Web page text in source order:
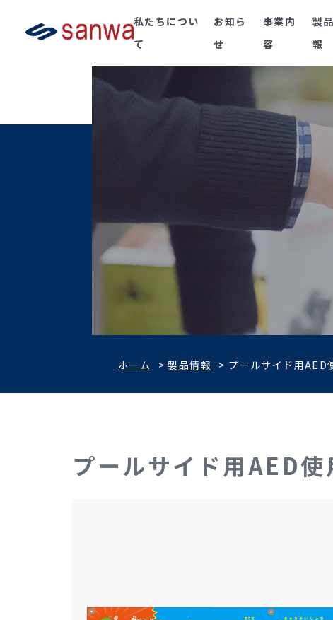
私たちについ
て
お知ら
せ
事業内
容
製
報
ホーム >製品情報 > プールサイド用AED
プールサイド用AED